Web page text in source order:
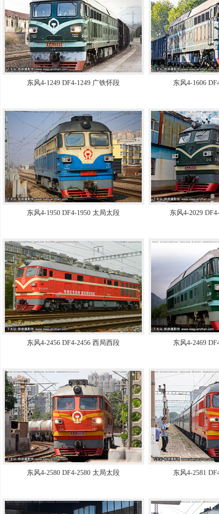
东风4-1249 DF4-1249 广铁怀段 东风4-1606
东风4-1950 DF4-1950 太局太段 东风4-2029
东风4-2456 DF4-2456 西局西段 东风4-2469
东风4-2580 DF4-2580 太局太段 东风4-2581